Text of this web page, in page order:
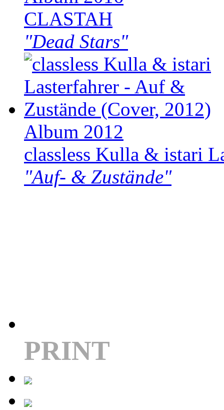
CLASTAH
"Dead Stars"
Album 2012
classless Kulla & istari
"Auf- & Zustände"
PRINT